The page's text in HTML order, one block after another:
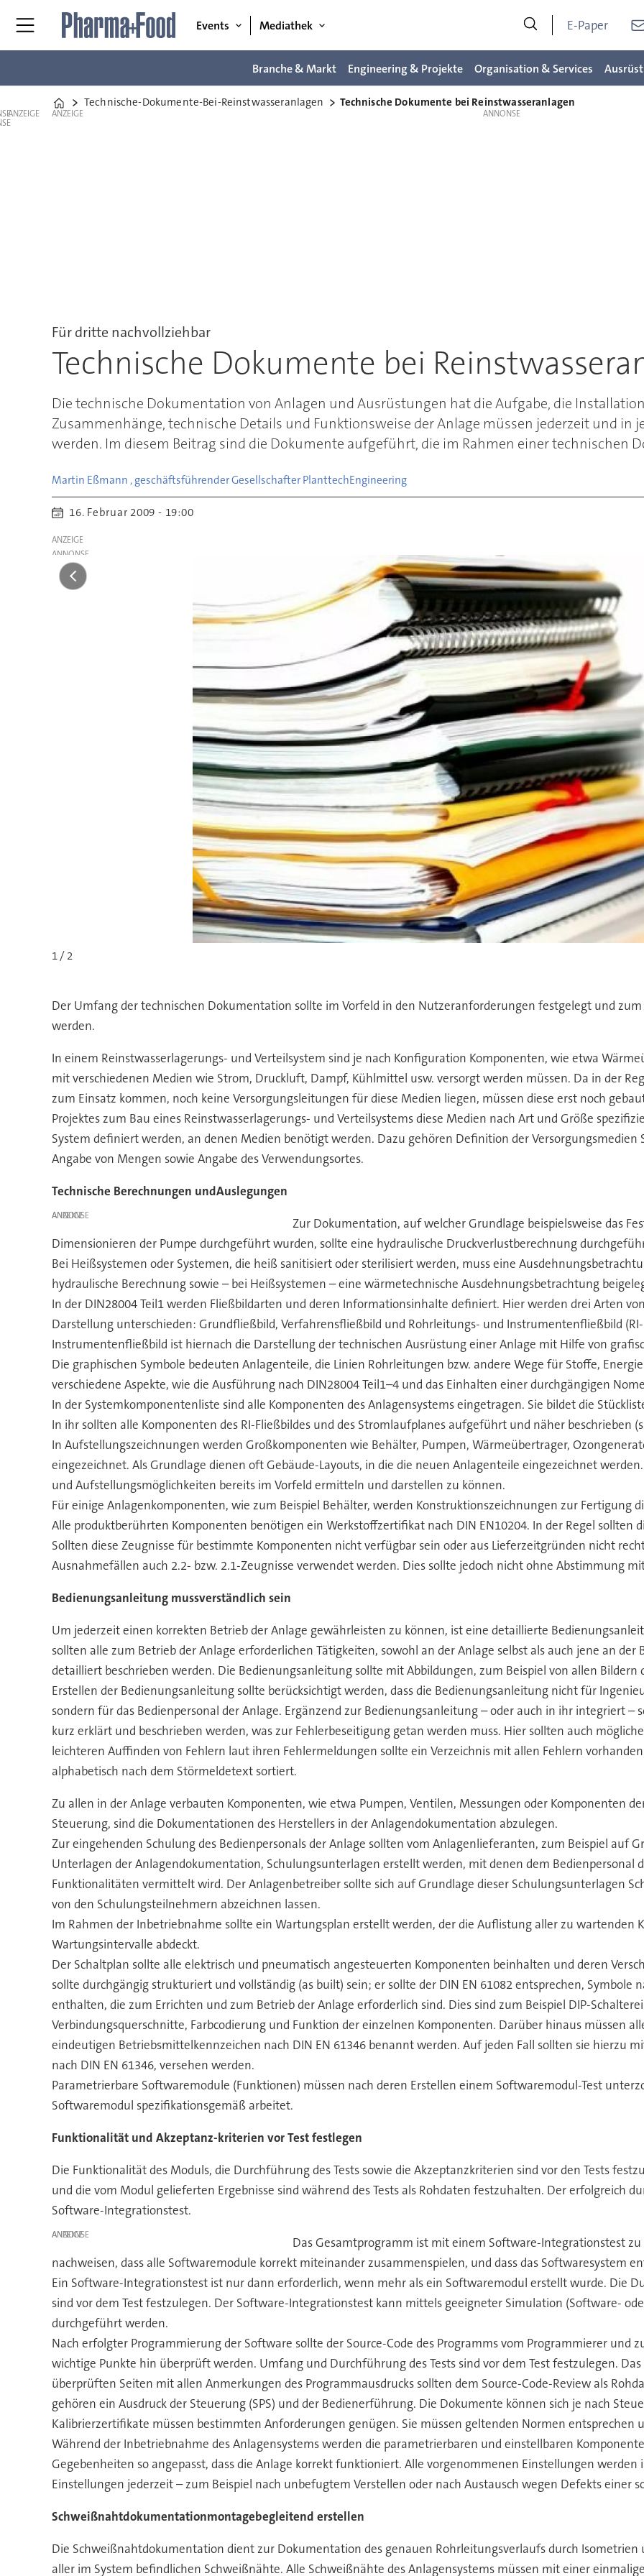
Events Mediathek E-Paper
Branche & Markt Engineering & Projekte Organisation & Services
Home
Technische-Dokumente-Bei-Reinstwasseranlagen Technische Dokumente bei Reinstwasseranlagen
ANZEIGE ANZEIGE
Für dritte nachvollziehbar
Technische Dokumente bei
Die technische Dokumentation von Anlagen und Ausrüstungen hat die Aufgabe, die
Zusammenhänge, technische Details und Funktionsweise der Anlage müssen jederzeit und in
werden. Im diesem Beitrag sind die Dokumente aufgeführt, die im Rahmen einer technischen
Martin Eßmann , geschäftsführender Gesellschafter PlanttechEngineering
16. Februar 2009 - 19:00
ANZEIGE
1 / 2
Der Umfang der technischen Dokumentation sollte im Vorfeld in den Nutzeranforderungen festgelegt und
werden.
In einem Reinstwasserlagerungs- und Verteilsystem sind je nach Konfiguration Komponenten, wie etwa
mit verschiedenen Medien wie Strom, Druckluft, Dampf, Kühlmittel usw. versorgt werden müssen. Da in der
zum Einsatz kommen, noch keine Versorgungsleitungen für diese Medien liegen, müssen diese erst noch
Projektes zum Bau eines Reinstwasserlagerungs- und Verteilsystems diese Medien nach Art und Größe
System definiert werden, an denen Medien benötigt werden. Dazu gehören Definition der Versorgungsmedien
Angabe von Mengen sowie Angabe des Verwendungsortes.
Technische Berechnungen undAuslegungen
ANZEIGE
Zur Dokumentation, auf welcher Grundlage beispielsweise das
Dimensionieren der Pumpe durchgeführt wurden, sollte eine hydraulische Druckverlustberechnung
Bei Heißsystemen oder Systemen, die heiß sanitisiert oder sterilisiert werden, muss eine
hydraulische Berechnung sowie – bei Heißsystemen – eine wärmetechnische Ausdehnungsbetrachtung
In der DIN28004 Teil1 werden Fließbildarten und deren Informationsinhalte definiert. Hier werden drei Arten
Darstellung unterschieden: Grundfließbild, Verfahrensfließbild und Rohrleitungs- und Instrumentenfließbild
Instrumentenfließbild ist hiernach die Darstellung der technischen Ausrüstung einer Anlage mit Hilfe von
Die graphischen Symbole bedeuten Anlagenteile, die Linien Rohrleitungen bzw. andere Wege für Stoffe,
verschiedene Aspekte, wie die Ausführung nach DIN28004 Teil1–4 und das Einhalten einer durchgängigen
In der Systemkomponentenliste sind alle Komponenten des Anlagensystems eingetragen. Sie bildet die
In ihr sollten alle Komponenten des RI-Fließbildes und des Stromlaufplanes aufgeführt und näher beschrieben
In Aufstellungszeichnungen werden Großkomponenten wie Behälter, Pumpen, Wärmeübertrager,
eingezeichnet. Als Grundlage dienen oft Gebäude-Layouts, in die die neuen Anlagenteile eingezeichnet
und Aufstellungsmöglichkeiten bereits im Vorfeld ermitteln und darstellen zu können.
Für einige Anlagenkomponenten, wie zum Beispiel Behälter, werden Konstruktionszeichnungen zur Fertigung
Alle produktberührten Komponenten benötigen ein Werkstoffzertifikat nach DIN EN10204. In der Regel sollten
Sollten diese Zeugnisse für bestimmte Komponenten nicht verfügbar sein oder aus Lieferzeitgründen nicht
Ausnahmefällen auch 2.2- bzw. 2.1-Zeugnisse verwendet werden. Dies sollte jedoch nicht ohne Abstimmung
Bedienungsanleitung mussverständlich sein
Um jederzeit einen korrekten Betrieb der Anlage gewährleisten zu können, ist eine detaillierte
sollten alle zum Betrieb der Anlage erforderlichen Tätigkeiten, sowohl an der Anlage selbst als auch jene an
detailliert beschrieben werden. Die Bedienungsanleitung sollte mit Abbildungen, zum Beispiel von allen
Erstellen der Bedienungsanleitung sollte berücksichtigt werden, dass die Bedienungsanleitung nicht für
sondern für das Bedienpersonal der Anlage. Ergänzend zur Bedienungsanleitung – oder auch in ihr integriert –
kurz erklärt und beschrieben werden, was zur Fehlerbeseitigung getan werden muss. Hier sollten auch
leichteren Auffinden von Fehlern laut ihren Fehlermeldungen sollte ein Verzeichnis mit allen Fehlern
alphabetisch nach dem Störmeldetext sortiert.
Zu allen in der Anlage verbauten Komponenten, wie etwa Pumpen, Ventilen, Messungen oder Komponenten
Steuerung, sind die Dokumentationen des Herstellers in der Anlagendokumentation abzulegen.
Zur eingehenden Schulung des Bedienpersonals der Anlage sollten vom Anlagenlieferanten, zum Beispiel auf
Unterlagen der Anlagendokumentation, Schulungsunterlagen erstellt werden, mit denen dem Bedienpersonal
Funktionalitäten vermittelt wird. Der Anlagenbetreiber sollte sich auf Grundlage dieser Schulungsunterlagen
von den Schulungsteilnehmern abzeichnen lassen.
Im Rahmen der Inbetriebnahme sollte ein Wartungsplan erstellt werden, der die Auflistung aller zu wartenden
Wartungsintervalle abdeckt.
Der Schaltplan sollte alle elektrisch und pneumatisch angesteuerten Komponenten beinhalten und deren
sollte durchgängig strukturiert und vollständig (as built) sein; er sollte der DIN EN 61082 entsprechen, Symbole
enthalten, die zum Errichten und zum Betrieb der Anlage erforderlich sind. Dies sind zum Beispiel DIP-
Verbindungsquerschnitte, Farbcodierung und Funktion der einzelnen Komponenten. Darüber hinaus müssen
eindeutigen Betriebsmittelkennzeichen nach DIN EN 61346 benannt werden. Auf jeden Fall sollten sie hierzu
nach DIN EN 61346, versehen werden.
Parametrierbare Softwaremodule (Funktionen) müssen nach deren Erstellen einem Softwaremodul-Test
Softwaremodul spezifikationsgemäß arbeitet.
Funktionalität und Akzeptanz-kriterien vor Test festlegen
Die Funktionalität des Moduls, die Durchführung des Tests sowie die Akzeptanzkriterien sind vor den Tests
und die vom Modul gelieferten Ergebnisse sind während des Tests als Rohdaten festzuhalten. Der erfolgreich
Software-Integrationstest.
ANZEIGE
Das Gesamtprogramm ist mit einem Software-Integrationstest
nachweisen, dass alle Softwaremodule korrekt miteinander zusammenspielen, und dass das Softwaresystem
Ein Software-Integrationstest ist nur dann erforderlich, wenn mehr als ein Softwaremodul erstellt wurde. Die
sind vor dem Test festzulegen. Der Software-Integrationstest kann mittels geeigneter Simulation (Software-
durchgeführt werden.
Nach erfolgter Programmierung der Software sollte der Source-Code des Programms vom Programmierer und
wichtige Punkte hin überprüft werden. Umfang und Durchführung des Tests sind vor dem Test festzulegen.
überprüften Seiten mit allen Anmerkungen des Programmausdrucks sollten dem Source-Code-Review als
gehören ein Ausdruck der Steuerung (SPS) und der Bedienerführung. Die Dokumente können sich je nach
Kalibrierzertifikate müssen bestimmten Anforderungen genügen. Sie müssen geltenden Normen entsprechen
Während der Inbetriebnahme des Anlagensystems werden die parametrierbaren und einstellbaren
Gegebenheiten so angepasst, dass die Anlage korrekt funktioniert. Alle vorgenommenen Einstellungen werden
Einstellungen jederzeit – zum Beispiel nach unbefugtem Verstellen oder nach Austausch wegen Defekts einer
Schweißnahtdokumentationmontagebegleitend erstellen
Die Schweißnahtdokumentation dient zur Dokumentation des genauen Rohrleitungsverlaufs durch
aller im System befindlichen Schweißnähte. Alle Schweißnähte des Anlagensystems müssen mit einer